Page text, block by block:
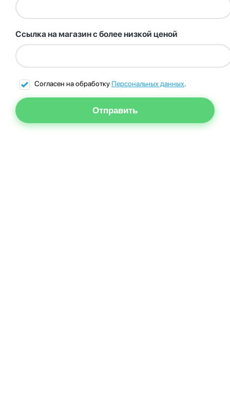
Ссылка на магазин с более низкой ценой
Согласен на обработку Персональных данных.
Отправить